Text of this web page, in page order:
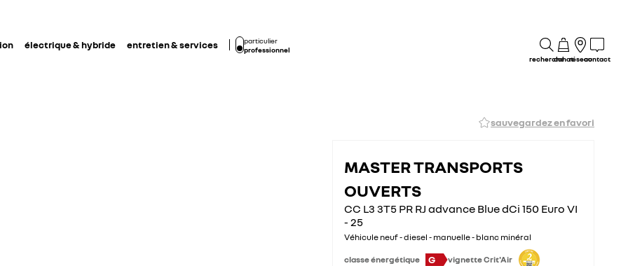
électrique & hybride entretien & services
particulier
professionnel
rechercheachatréseaucontact
sauvegardez en favori
MASTER TRANSPORTS
OUVERTS
CC L3 3T5 PR RJ advance Blue dCi 150 Euro VI
- 25
Véhicule neuf - diesel - manuelle - blanc minéral
classe énergétique G vignette Crit'Air